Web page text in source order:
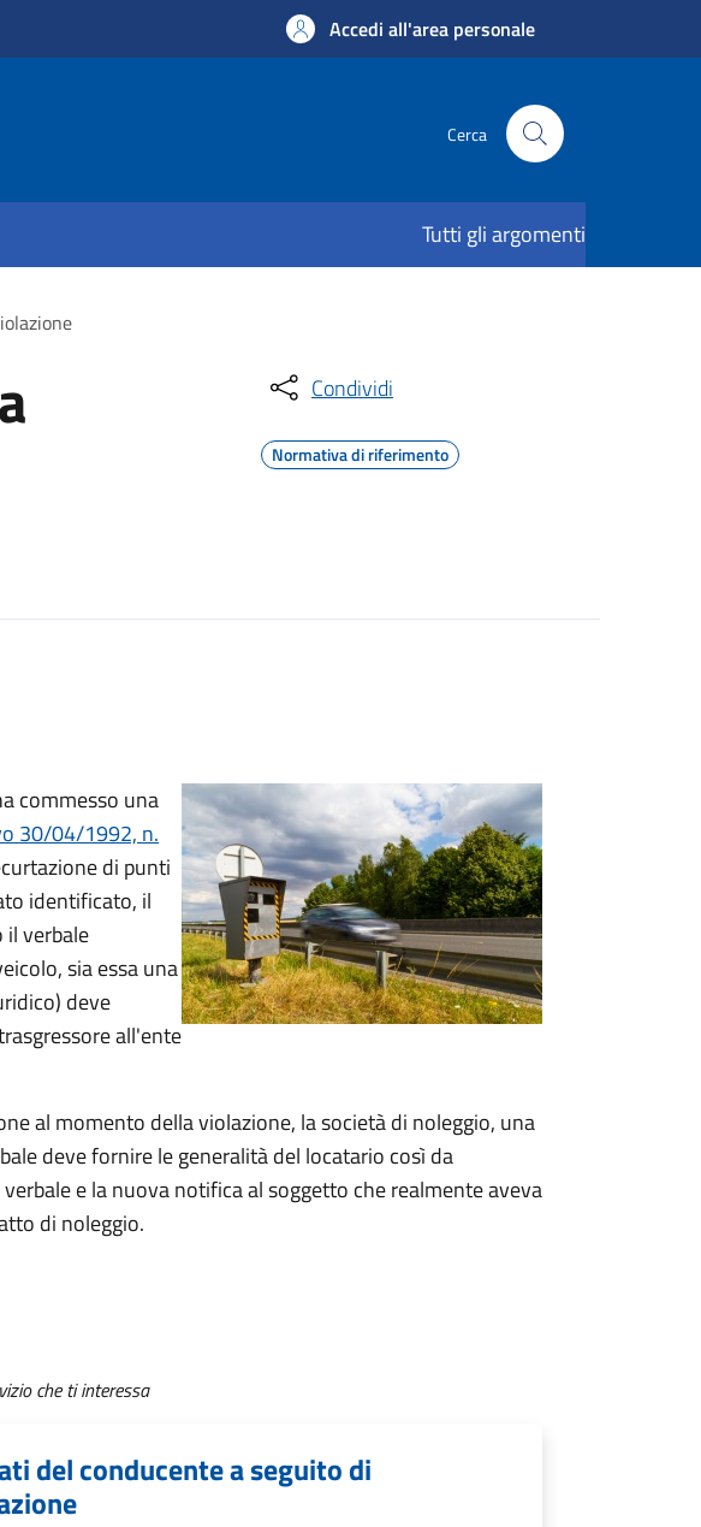
Accedi all'area personale
Cerca
Tutti gli argomenti
Condividi
Normativa di riferimento
commesso una
30/04/1992, n.
di punti
identificato, il
verbale
sia essa una
deve
all'ente
al momento della violazione, la società di noleggio, una
deve fornire le generalità del locatario così da
e la nuova notifica al soggetto che realmente aveva
di noleggio.
che ti interessa
del conducente a seguito di